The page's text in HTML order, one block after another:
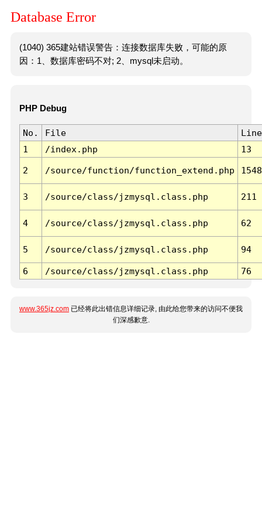
Database Error
(1040) 365建站错误警告：连接数据库失败，可能的原
因：1、数据库密码不对; 2、mysql未启动。
PHP Debug
No. File
Line
1
/index.php 13
2 /source/function/function_extend.php 1548
3 /source/class/jzmysql.class.php 211
4 /source/class/jzmysql.class.php 62
5 /source/class/jzmysql.class.php 94
6 /source/class/jzmysql.class.php 76
www.365jz.com 已经将此出错信息详细记录, 由此给您带来的访问不便我
们深感歉意.